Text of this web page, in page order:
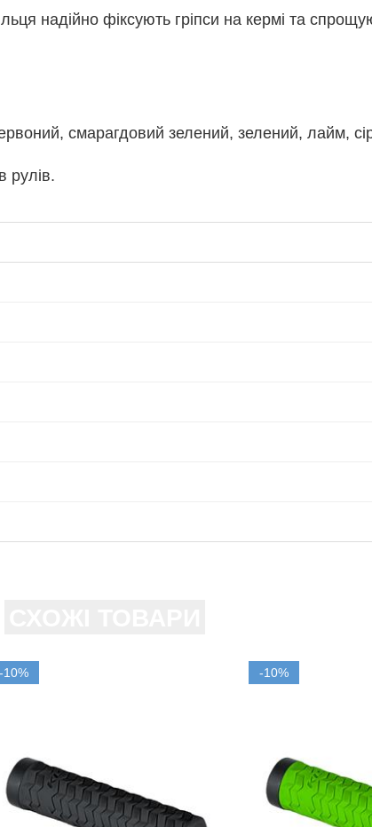
надійно фіксують гріпси на кермі та
смарагдовий зелений, зелений, лайм,
рулів.
-10% -10%